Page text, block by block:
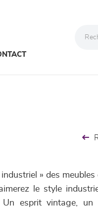
» des meubles
le style
Un esprit vintage,